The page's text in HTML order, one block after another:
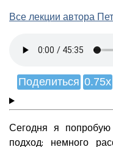
Все лекции автора
Поделиться 0.75x
Сегодня я
подход: немного